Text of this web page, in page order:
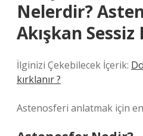
Nelerdir?
Akışkan
İlginizi Çekebilecek İçerik:
kırklanır ?
Astenosferi anlatmak için en